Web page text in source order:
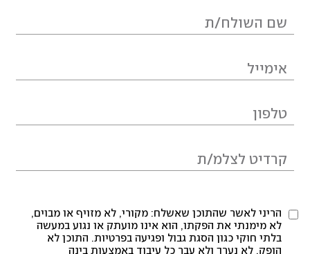
הריני לאשר שהתוכן שאשלח: מקורי, לא מזויף או מבוים,
לא מימנתי את הפקתו, הוא אינו מועתק או נגוע במעשה
בלתי חוקי כגון הסגת גבול ופגיעה בפרטיות. התוכן לא
הופק, לא נערך ולא עבר כל עיבוד באמצעות בינה